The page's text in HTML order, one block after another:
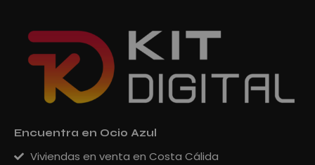
Encuentra en Ocio Azul
Viviendas en venta en Costa Cálida